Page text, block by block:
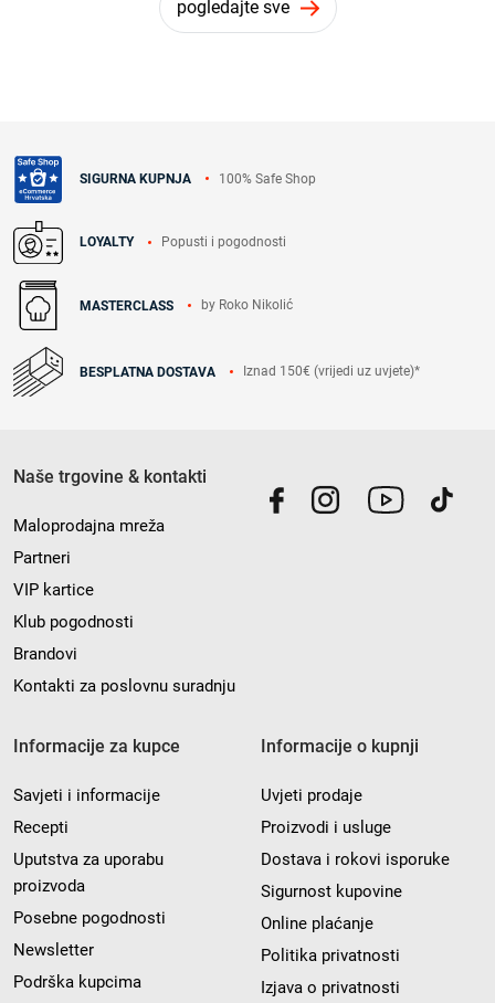
pogledajte sve
SIGURNA KUPNJA 100% Safe Shop
LOYALTY Popusti i pogodnosti
MASTERCLASS by Roko Nikolić
BESPLATNA DOSTAVA Iznad 150€ (vrijedi uz uvjete)*
Naše trgovine & kontakti
Maloprodajna mreža
Partneri
VIP kartice
Klub pogodnosti
Brandovi
Kontakti za poslovnu suradnju
Informacije za kupce
Savjeti i informacije
Recepti
Uputstva za uporabu
proizvoda
Posebne pogodnosti
Newsletter
Podrška kupcima
Informacije o kupnji
Uvjeti prodaje
Proizvodi i usluge
Dostava i rokovi isporuke
Sigurnost kupovine
Online plaćanje
Politika privatnosti
Izjava o privatnosti